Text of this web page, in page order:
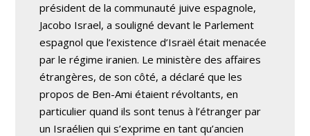
président de la communauté juive espagnole,
Jacobo Israel, a souligné devant le Parlement
espagnol que l’existence d’Israël était menacée
par le régime iranien. Le ministère des affaires
étrangères, de son côté, a déclaré que les
propos de Ben-Ami étaient révoltants, en
particulier quand ils sont tenus à l’étranger par
un Israélien qui s’exprime en tant qu’ancien